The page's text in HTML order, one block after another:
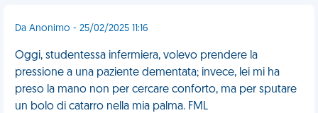
Da Anonimo - 25/02/2025 11:16
Oggi, studentessa infermiera, volevo prendere la
pressione a una paziente dementata; invece, lei mi ha
preso la mano non per cercare conforto, ma per sputare
un bolo di catarro nella mia palma. FML